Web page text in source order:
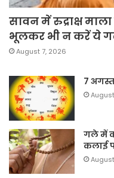
सावन में रुद्राक्ष
भूलकर भी न करें ये
August 7, 2026
7
गले में
कलाई